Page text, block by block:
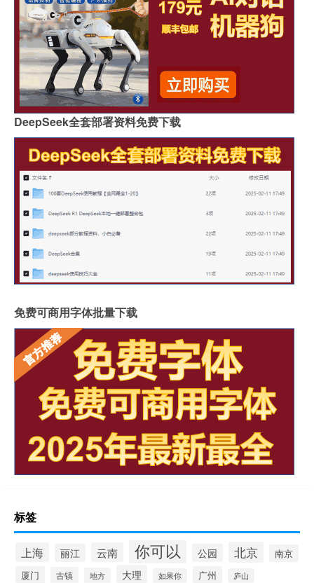
DeepSeek全套部署资料免费下载
免费可商用字体批量下载
标签
上海 丽江 云南 你可以 公园 北京
南京
厦门
古镇 地方 大理 如果你 广州 庐山